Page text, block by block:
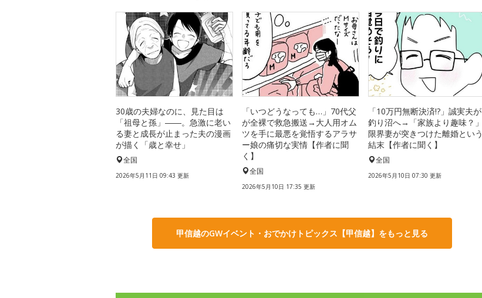
30歳の夫婦なのに、見た目は
「祖母と孫」――。急激に老い
る妻と成長が止まった夫の漫画
が描く「歳と幸せ」
全国
2026年5月11日 09:43 更新
「いつどうなっても…」70代父
が全裸で救急搬送→大人用オム
ツを手に最悪を覚悟するアラサ
ー娘の痛切な実情【作者に聞
く】
全国
2026年5月10日 17:35 更新
「10万円無断決済!?」誠実夫が
釣り沼へ→「家族より趣味？」
限界妻が突きつけた離婚という
結末【作者に聞く】
全国
2026年5月10日 07:30 更新
甲信越のGWイベント・おでかけトピックス【甲信越】をもっと見る